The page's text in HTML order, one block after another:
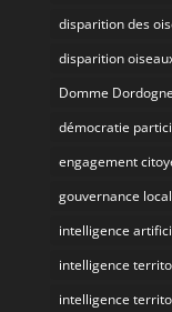
disparition des
disparition
Domme
démocratie
engagement
gouvernance
intelligence
intelligence
intelligence